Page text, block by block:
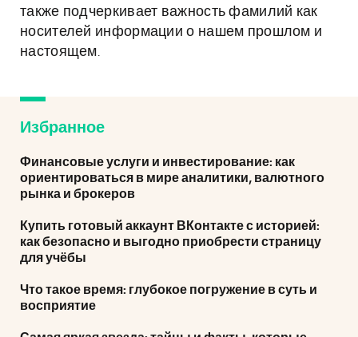
также подчеркивает важность фамилий как
носителей информации о нашем прошлом и
настоящем.
Избранное
Финансовые услуги и инвестирование: как
ориентироваться в мире аналитики, валютного
рынка и брокеров
Купить готовый аккаунт ВКонтакте с историей:
как безопасно и выгодно приобрести страницу
для учёбы
Что такое время: глубокое погружение в суть и
восприятие